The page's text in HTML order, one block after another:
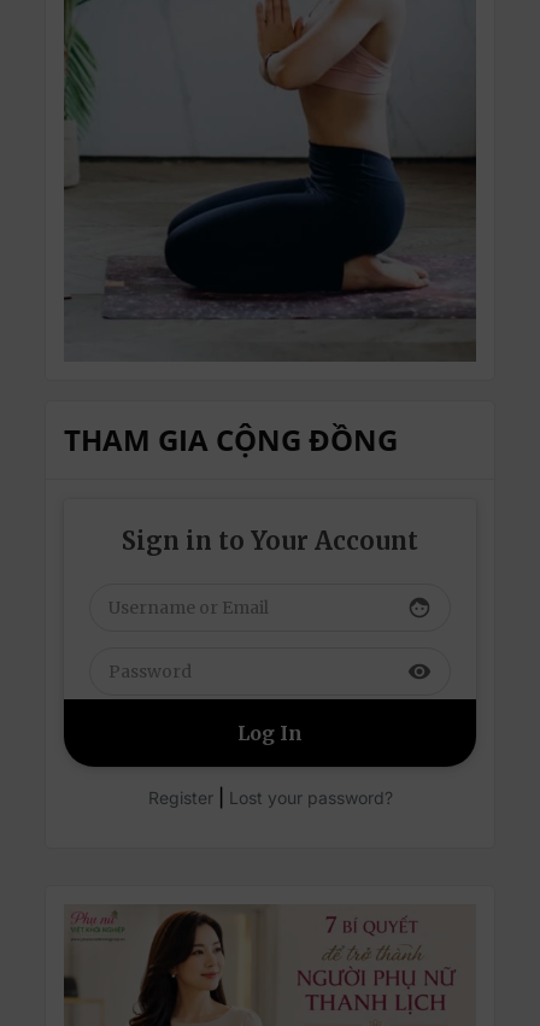
THAM GIA CỘNG ĐỒNG
Sign in to Your Account
face
visibility
Register| Lost your password?